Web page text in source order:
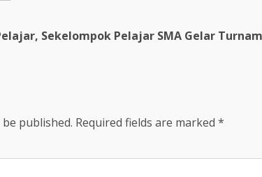
Sekelompok Pelajar SMA Gelar
published. Required fields are marked *